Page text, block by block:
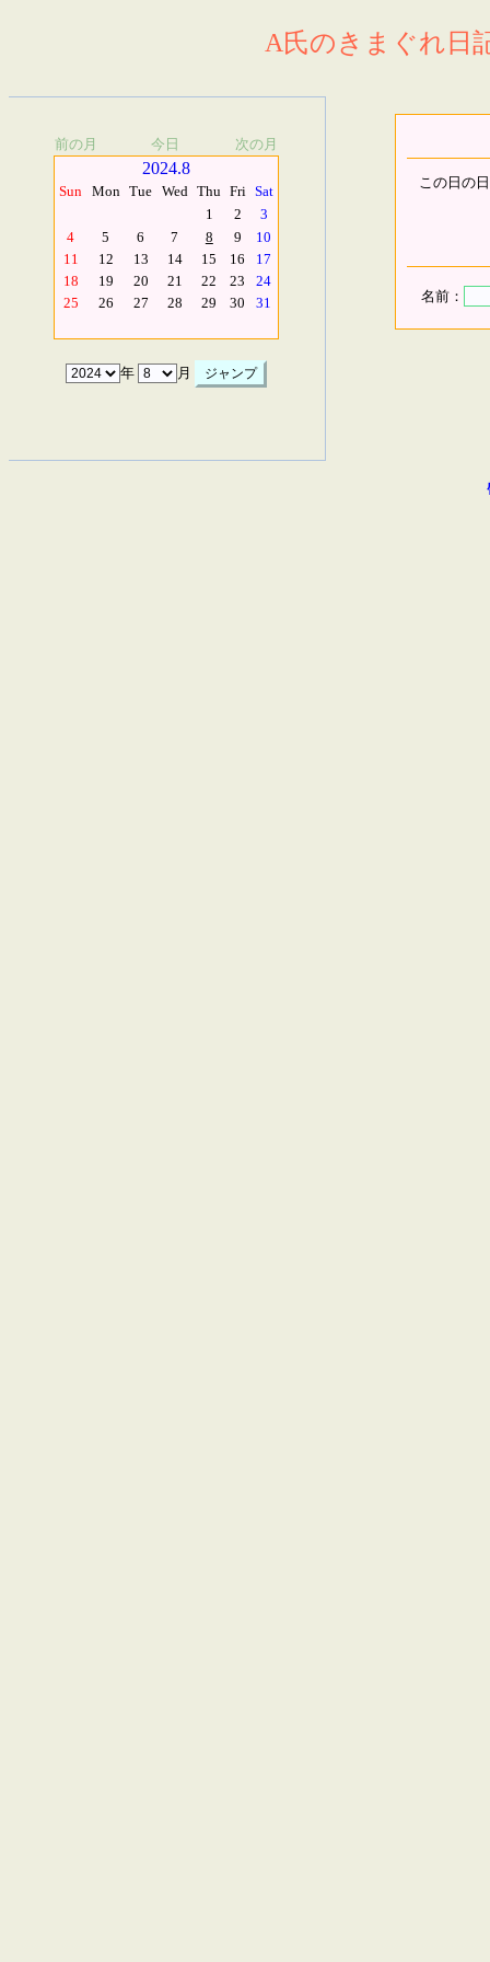
A氏のきまぐれ日
前の月 今日 次の月
2024.8
Sun Mon Tue Wed Thu Fri Sat
1
2
3
4
5 6 7 8 9
10
11
12 13 14 15 16
17
18
19 20 21 22 23
24
25
26 27 28 29 30 31
年 月
この日の
名前：